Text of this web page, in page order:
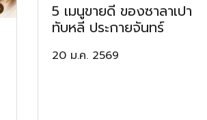
5 เมนูขายดี ของซาลาเปา
ทับหลี ประกายจันทร์
20 ม.ค. 2569